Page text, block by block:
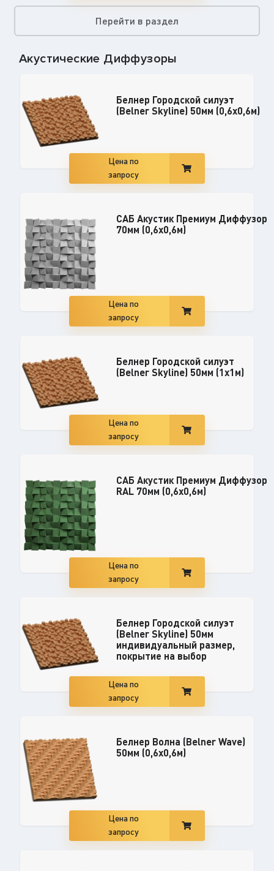
Перейти в раздел
Акустические Диффузоры
Белнер Городской силуэт
(Belner Skyline) 50мм (0,6х0,6м)
Цена по
запросу
САБ Акустик Премиум Диффузор
70мм (0,6х0,6м)
Цена по
запросу
Белнер Городской силуэт
(Belner Skyline) 50мм (1х1м)
Цена по
запросу
САБ Акустик Премиум Диффузор
RAL 70мм (0,6х0,6м)
Цена по
запросу
Белнер Городской силуэт
(Belner Skyline) 50мм
индивидуальный размер,
покрытие на выбор
Цена по
запросу
Белнер Волна (Belner Wave)
50мм (0,6x0,6м)
Цена по
запросу